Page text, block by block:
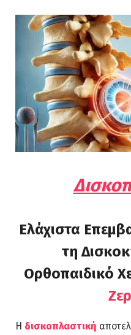
Ελάχιστα
τη
Ορθοπαιδικό
Η δισκοπλαστική